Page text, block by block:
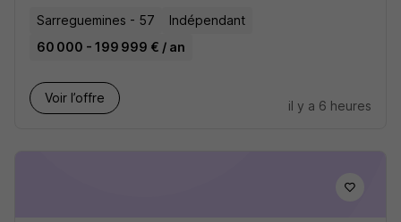
Sarreguemines - 57
Indépendant
60 000 - 199 999 € / an
Voir l’offre
il y a 6 heures